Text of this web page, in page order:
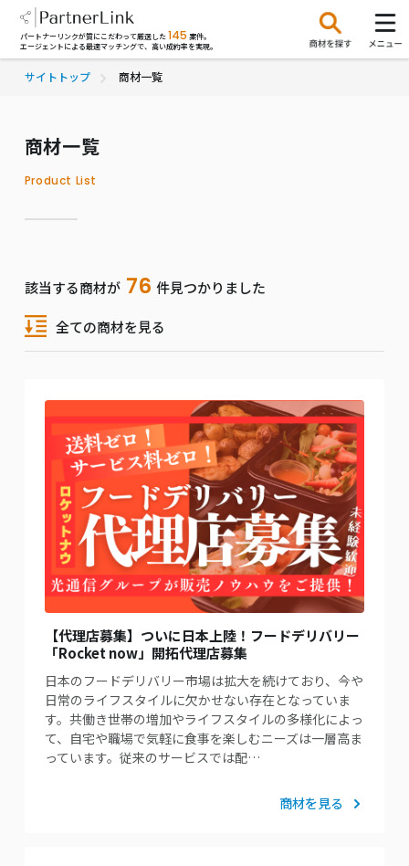
パートナーリンクが質にこだわって厳選した 145 案件。
エージェントによる最適マッチングで、高い成約率を実現。
サイトトップ 商材一覧
商材一覧
Product List
該当する商材が 76 件見つかりました
全ての商材を見る
【代理店募集】ついに日本上陸！フードデリバリー
「Rocket now」開拓代理店募集
日本のフードデリバリー市場は拡大を続けており、今や
日常のライフスタイルに欠かせない存在となっていま
す。共働き世帯の増加やライフスタイルの多様化によっ
て、自宅や職場で気軽に食事を楽しむニーズは一層高ま
っています。従来のサービスでは配…
商材を見る